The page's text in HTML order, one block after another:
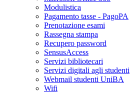
Modulistica
Pagamento tasse - PagoPA
Prenotazione esami
Rassegna stampa
Recupero password
SensusAccess
Servizi bibliotecari
Servizi digitali agli studenti
Webmail studenti UniBA
Wifi